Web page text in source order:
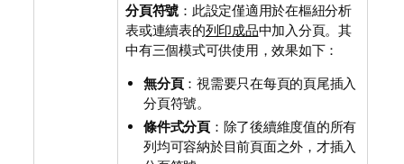
分頁符號 ：此設定僅適用於在樞紐分析
表或連續表的列印成品中加入分頁。其
中有三個模式可供使用，效果如下：
無分頁：視需要只在每頁的頁尾插入
分頁符號。
條件式分頁：除了後續維度值的所有
列均可容納於目前頁面之外，才插入